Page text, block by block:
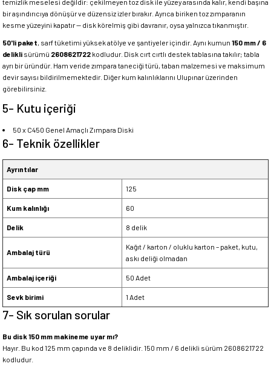
temizlik meselesi değildir: çekilmeyen toz disk ile yüzey arasında kalır, kendi başına
bir aşındırıcıya dönüşür ve düzensiz izler bırakır. Ayrıca biriken toz zımparanın
kesme yüzeyini kapatır — disk körelmiş gibi davranır, oysa yalnızca tıkanmıştır.
50'li paket, sarf tüketimi yüksek atölye ve şantiyeler içindir. Aynı kumun 150 mm / 6
delikli sürümü 2608621722 kodludur. Disk cırt cırtlı destek tablasına takılır; tabla
ayrı bir üründür. Ham veride zımpara taneciği türü, taban malzemesi ve maksimum
devir sayısı bildirilmemektedir. Diğer kum kalınlıklarını Ulupınar üzerinden
görebilirsiniz.
5- Kutu içeriği
50 x C450 Genel Amaçlı Zımpara Diski
6- Teknik özellikler
Ayrıntılar
Disk çap mm 125
Kum kalınlığı 60
Delik 8 delik
Ambalaj türü
Kağıt / karton / oluklu karton – paket, kutu,
askı deliği olmadan
Ambalaj içeriği 50 Adet
Sevk birimi 1 Adet
7- Sık sorulan sorular
Bu disk 150 mm makineme uyar mı?
Hayır. Bu kod 125 mm çapında ve 8 deliklidir. 150 mm / 6 delikli sürüm 2608621722
kodludur.